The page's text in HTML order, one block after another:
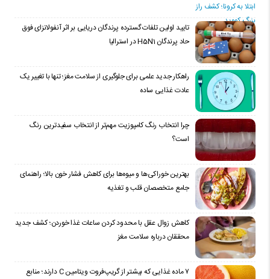
تایید اولین تلفات گسترده پرندگان دریایی بر اثر آنفولانزای فوق
حاد پرندگان H5N1 در استرالیا
راهکار جدید علمی برای جلوگیری از سلامت مغز؛ تنها با تغییر یک
عادت غذایی ساده
چرا انتخاب رنگ کامپوزیت مهم‌تر از انتخاب سفیدترین رنگ
است؟
بهترین خوراکی‌ها و میوه‌ها برای کاهش فشار خون بالا؛ راهنمای
جامع متخصصان قلب و تغذیه
کاهش زوال عقل با محدود کردن ساعات غذا خوردن؛ کشف جدید
محققان درباره سلامت مغز
۷ ماده غذایی که بیشتر از گریپ‌فروت ویتامین C دارند؛ منابع